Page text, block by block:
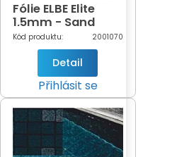
Fólie ELBE Elite
1,5mm - Sand
Beach šíře 1,65m
(písková-179)
Kód produktu: 2001070
Detail
Přihlásit se